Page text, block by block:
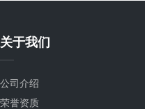
关于我们
公司介绍
荣誉资质